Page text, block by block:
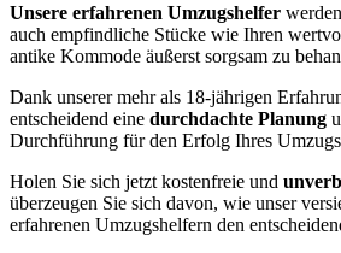
Unsere erfahrenen Umzugshelfer
auch empfindliche Stücke wie Ihren
antike Kommode äußerst sorgsam zu
Dank unserer mehr als 18-jährigen
entscheidend eine durchdachte Planung
Durchführung für den Erfolg Ihres
Holen Sie sich jetzt kostenfreie und
überzeugen Sie sich davon, wie unser
erfahrenen Umzugshelfern den